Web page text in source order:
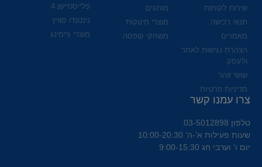
שירות לקוחות
תנאי רכישה
מאמרים
הצהרת נגישות לאתר
ולעסק
שושי זוהר
מדיניות פרטיות
מותגים
מוצרי תינוקות
משחקי קופסה
פלייסטיישן 4
נינטנדו סוויץ
מוצרי גיימינג
צרו עמנו קשר
טלפון 03-5012898
שעות פעילות א’-ה’ 10:00-20:30
יום ו' וערבי חג 9:00-15:30